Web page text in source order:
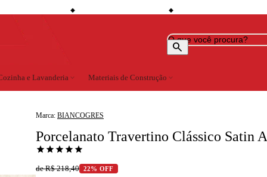
de desconto à vista Compre no site e retire na loja Todo o site em até 5x sem juros
search
e Lavanderia expand_more Materiais de Construção expand_more
Marca: BIANCOGRES
Porcelanato Travertino Clássico Satin
star star star star star
de R$ 218,40 22% OFF